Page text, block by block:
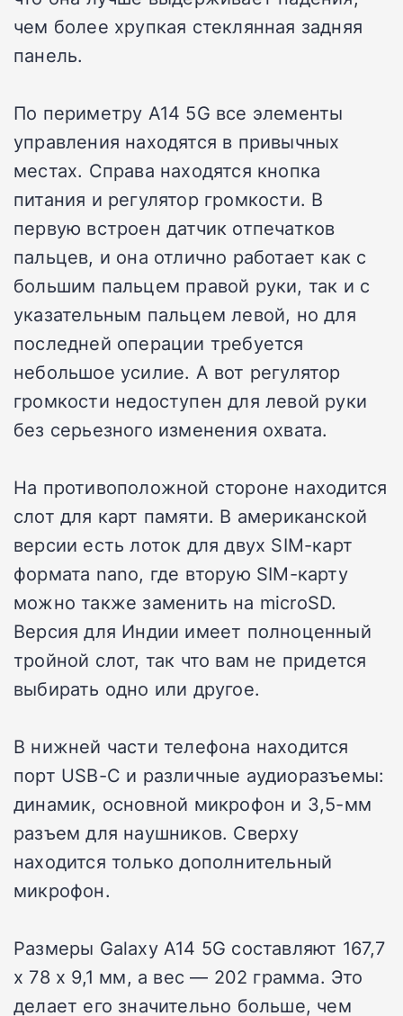
чем более хрупкая стеклянная задняя
панель.
По периметру A14 5G все элементы
управления находятся в привычных
местах. Справа находятся кнопка
питания и регулятор громкости. В
первую встроен датчик отпечатков
пальцев, и она отлично работает как с
большим пальцем правой руки, так и с
указательным пальцем левой, но для
последней операции требуется
небольшое усилие. А вот регулятор
громкости недоступен для левой руки
без серьезного изменения охвата.
На противоположной стороне находится
слот для карт памяти. В американской
версии есть лоток для двух SIM-карт
формата nano, где вторую SIM-карту
можно также заменить на microSD.
Версия для Индии имеет полноценный
тройной слот, так что вам не придется
выбирать одно или другое.
В нижней части телефона находится
порт USB-C и различные аудиоразъемы:
динамик, основной микрофон и 3,5-мм
разъем для наушников. Сверху
находится только дополнительный
микрофон.
Размеры Galaxy A14 5G составляют 167,7
x 78 x 9,1 мм, а вес — 202 грамма. Это
делает его значительно больше, чем